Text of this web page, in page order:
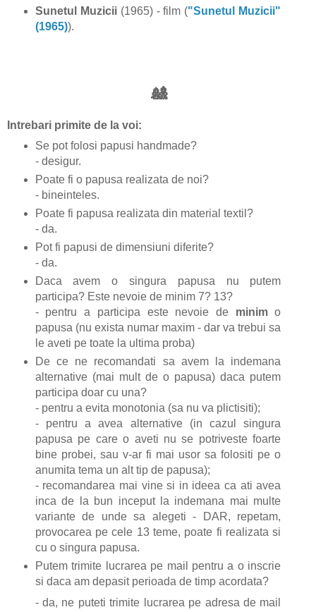
Sunetul Muzicii(1965) - film ("Sunetul Muzicii"
(1965)).
🎎
Intrebari primite de la voi:
Se pot folosi papusi handmade?
- desigur.
Poate fi o papusa realizata de noi?
- bineinteles.
Poate fi papusa realizata din material textil?
- da.
Pot fi papusi de dimensiuni diferite?
- da.
Daca avem o singura papusa nu putem
participa? Este nevoie de minim 7? 13?
- pentru a participa este nevoie de minimo
papusa (nu exista numar maxim - dar va trebui sa
le aveti pe toate la ultima proba)
De ce ne recomandati sa avem la indemana
alternative (mai mult de o papusa) daca putem
participa doar cu una?
- pentru a evita monotonia (sa nu va plictisiti);
- pentru a avea alternative (in cazul singura
papusa pe care o aveti nu se potriveste foarte
bine probei, sau v-ar fi mai usor sa folositi pe o
anumita tema un alt tip de papusa);
- recomandarea mai vine si in ideea ca ati avea
inca de la bun inceput la indemana mai multe
variante de unde sa alegeti - DAR, repetam,
provocarea pe cele 13 teme, poate fi realizata si
cu o singura papusa.
Putem trimite lucrarea pe mail pentru a o inscrie
si daca am depasit perioada de timp acordata?
- da, ne puteti trimite lucrarea pe adresa de mail